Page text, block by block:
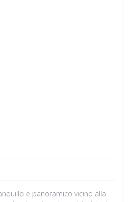
e panoramico vicino alla